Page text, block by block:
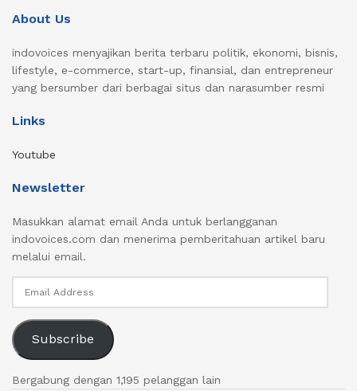
About Us
indovoices menyajikan berita terbaru politik, ekonomi, bisnis,
lifestyle, e-commerce, start-up, finansial, dan entrepreneur
yang bersumber dari berbagai situs dan narasumber resmi
Links
Youtube
Newsletter
Masukkan alamat email Anda untuk berlangganan
indovoices.com dan menerima pemberitahuan artikel baru
melalui email.
Subscribe
Bergabung dengan 1,195 pelanggan lain